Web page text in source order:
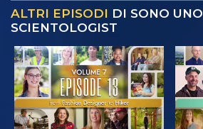
ALTRI EPISODI DI SONO UNO
SCIENTOLOGIST